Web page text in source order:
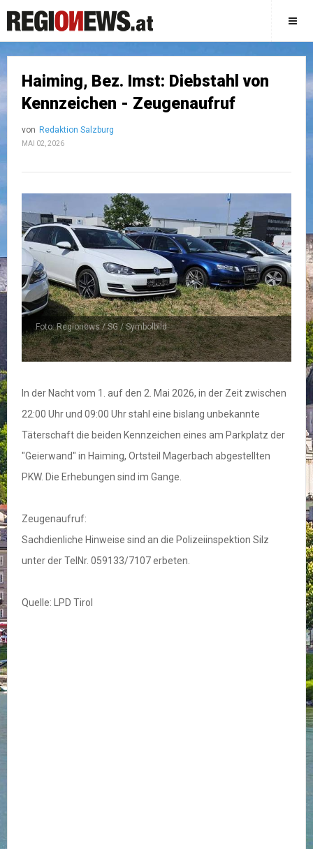
Haiming, Bez. Imst: Diebstahl von
Kennzeichen - Zeugenaufruf
von Redaktion Salzburg
MAI 02, 2026
Foto: Regionews / SG / Symbolbild
In der Nacht vom 1. auf den 2. Mai 2026, in der Zeit zwischen
22:00 Uhr und 09:00 Uhr stahl eine bislang unbekannte
Täterschaft die beiden Kennzeichen eines am Parkplatz der
"Geierwand" in Haiming, Ortsteil Magerbach abgestellten
PKW. Die Erhebungen sind im Gange.
Zeugenaufruf:
Sachdienliche Hinweise sind an die Polizeiinspektion Silz
unter der TelNr. 059133/7107 erbeten.
Quelle: LPD Tirol